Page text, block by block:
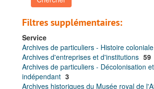
Filtres supplémentaires:
Service
Archives de particuliers - Histoire coloniale
Archives d'entreprises et d'institutions 59
Archives de particuliers - Décolonisation
indépendant 3
Archives historiques du Musée royal de